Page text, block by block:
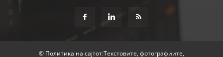
© Политика на сајтот:Текстовите, фотографиите,